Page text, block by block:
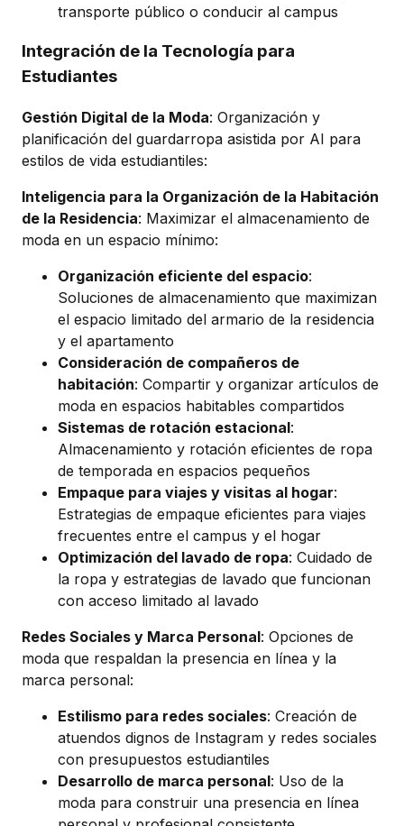
transporte público o conducir al campus
Integración de la Tecnología para
Estudiantes
Gestión Digital de la Moda: Organización y
planificación del guardarropa asistida por AI para
estilos de vida estudiantiles:
Inteligencia para la Organización de la Habitación
de la Residencia: Maximizar el almacenamiento de
moda en un espacio mínimo:
Organización eficiente del espacio:
Soluciones de almacenamiento que maximizan
el espacio limitado del armario de la residencia
y el apartamento
Consideración de compañeros de
habitación: Compartir y organizar artículos de
moda en espacios habitables compartidos
Sistemas de rotación estacional:
Almacenamiento y rotación eficientes de ropa
de temporada en espacios pequeños
Empaque para viajes y visitas al hogar:
Estrategias de empaque eficientes para viajes
frecuentes entre el campus y el hogar
Optimización del lavado de ropa: Cuidado de
la ropa y estrategias de lavado que funcionan
con acceso limitado al lavado
Redes Sociales y Marca Personal: Opciones de
moda que respaldan la presencia en línea y la
marca personal:
Estilismo para redes sociales: Creación de
atuendos dignos de Instagram y redes sociales
con presupuestos estudiantiles
Desarrollo de marca personal: Uso de la
moda para construir una presencia en línea